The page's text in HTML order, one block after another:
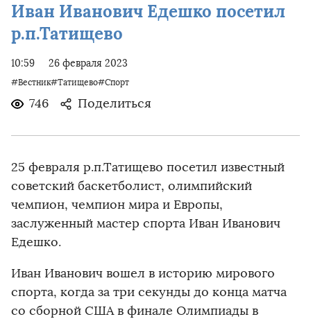
Иван Иванович Едешко посетил
р.п.Татищево
10:59 26 февраля 2023
#Вестник#Татищево#Спорт
746 Поделиться
25 февраля р.п.Татищево посетил известный
советский баскетболист, олимпийский
чемпион, чемпион мира и Европы,
заслуженный мастер спорта Иван Иванович
Едешко.
Иван Иванович вошел в историю мирового
спорта, когда за три секунды до конца матча
со сборной США в финале Олимпиады в